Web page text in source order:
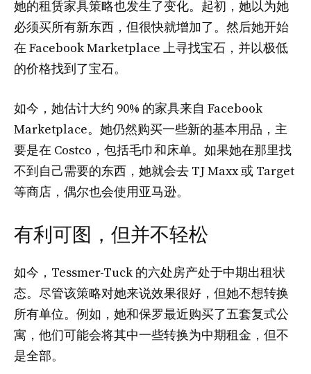
她的租赁家具策略也发生了变化。起初，她以为她
必须买所有新东西，但很快就增加了。然后她开始
在 Facebook Marketplace 上寻找宝石，并以极低
的价格找到了宝石。
如今，她估计大约 90% 的家具来自 Facebook
Marketplace。她仍然购买一些新的基本用品，主
要是在 Costco，包括毛巾和床单。如果她在那里找
不到自己需要的东西，她就会去 TJ Maxx 或 Target
等商店，偶尔也会使用亚马逊。
有利可图，但并不轻松
如今，Tessmer-Tuck 的六处房产处于中期出租状
态。尽管该策略对她来说效果很好，但她不想转换
所有单位。例如，她和保罗最近购买了五套复式公
寓，他们可能会将其中一些转换为中期租金，但不
是全部。